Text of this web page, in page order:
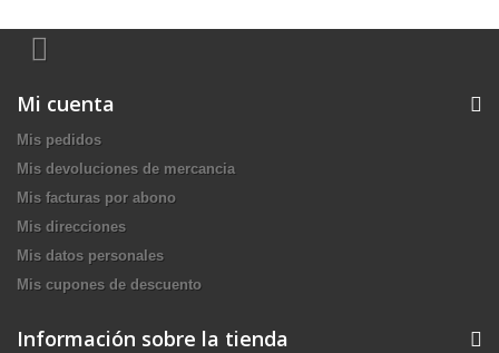
Mi cuenta
Mis pedidos
Mis devoluciones de mercancia
Mis facturas por abono
Mis direcciones
Mis datos personales
Mis cupones de descuento
Información sobre la tienda